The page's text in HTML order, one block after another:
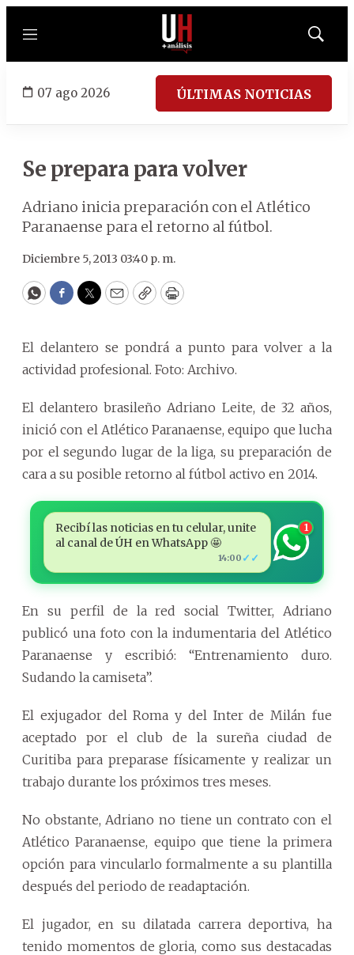
Menú
Mostrar
07 ago 2026 ÚLTIMAS NOTICIAS
Se prepara para volver
Adriano inicia preparación con el Atlético
Paranaense para el retorno al fútbol.
Diciembre 5, 2013 03:40 p. m.
WhatsApp
Facebook
Twitter
EmailCopyPrint
El delantero se pondrá a punto para volver a la
actividad profesional. Foto: Archivo.
El delantero brasileño Adriano Leite, de 32 años,
inició con el Atlético Paranaense, equipo que lucha
por el segundo lugar de la liga, su preparación de
cara a su posible retorno al fútbol activo en 2014.
Recibí las noticias en tu celular, unite
al canal de ÚH en WhatsApp 🤩
14:00 ✓✓
1
En su perfil de la red social Twitter, Adriano
publicó una foto con la indumentaria del Atlético
Paranaense y escribió: “Entrenamiento duro.
Sudando la camiseta”.
El exjugador del Roma y del Inter de Milán fue
aceptado por el club de la sureña ciudad de
Curitiba para preparase físicamente y realizar un
trabajo durante los próximos tres meses.
No obstante, Adriano no tiene un contrato con el
Atlético Paranaense, equipo que tiene la primera
opción para vincularlo formalmente a su plantilla
después del periodo de readaptación.
El jugador, en su dilatada carrera deportiva, ha
tenido momentos de gloria, como sus destacadas